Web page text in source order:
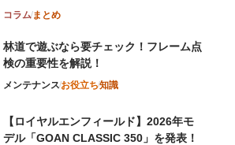
コラムまとめ
林道で遊ぶなら要チェック！フレーム点
検の重要性を解説！
メンテナンスお役立ち知識
【ロイヤルエンフィールド】2026年モ
デル「GOAN CLASSIC 350」を発表！